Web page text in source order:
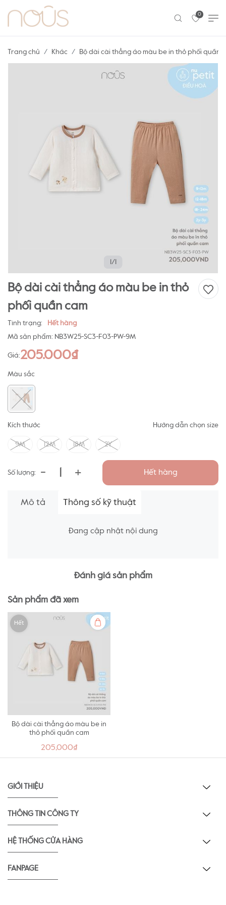
0
Trang chủ Khác Bộ dài cài thẳng áo màu be in thỏ phối quần
1/1
Bộ dài cài thẳng áo màu be in thỏ
phối quần cam
Tình trạng:
Hết hàng
Mã sản phẩm: NB3W25-SC3-F03-PW-9M
Giá:205.000₫
Màu sắc
Kích thước Hướng dẫn chọn size
9M 12M 18M 2Y
Số lượng: - + Hết hàng
Mô tả Thông số kỹ thuật
Đang cập nhật nội dung
Đánh giá sản phẩm
Sản phẩm đã xem
Hết
Bộ dài cài thẳng áo màu be in
thỏ phối quần cam
205,000₫
GIỚI THIỆU
THÔNG TIN CÔNG TY
HỆ THỐNG CỬA HÀNG
FANPAGE